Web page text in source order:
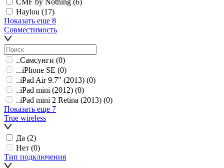
Haylou (17)
Показать еще 8
Совместимость
..Самсунги (0)
...iPhone SE (0)
..iPad Air 9.7" (2013) (0)
..iPad mini (2012) (0)
..iPad mini 2 Retina (2013) (0)
Показать еще 7
True wireless
Да (2)
Нет (0)
Тип подключения